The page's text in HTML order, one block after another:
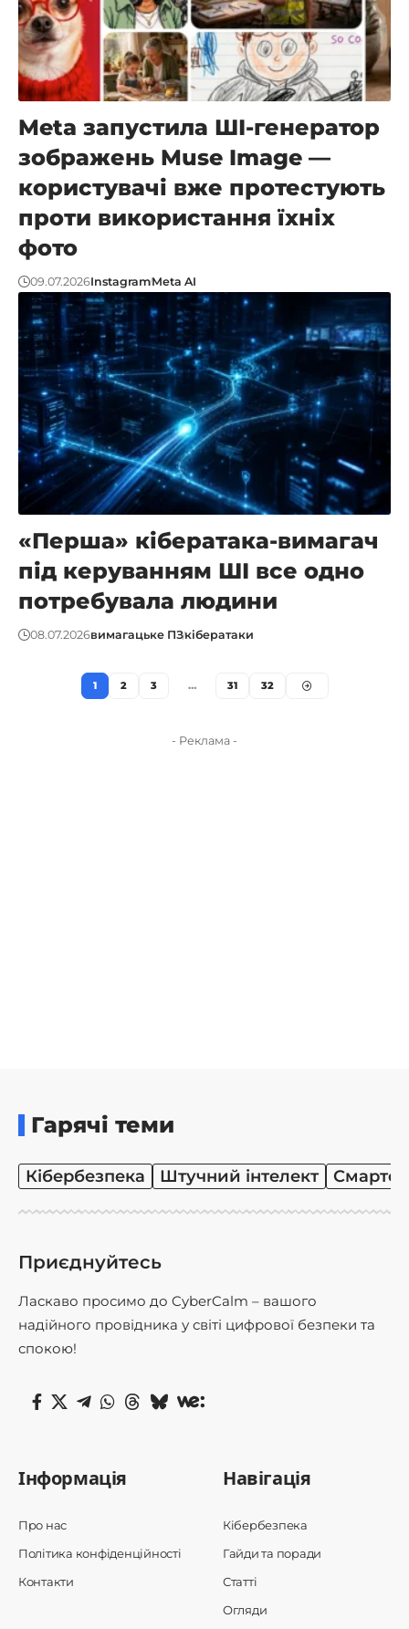
Meta запустила ШІ-генератор
зображень Muse Image —
користувачі вже протестують
проти використання їхніх
фото
09.07.2026InstagramMeta AI
«Перша» кібератака-вимагач
під керуванням ШІ все одно
потребувала людини
08.07.2026вимагацьке ПЗкібератаки
1 2 3 … 31 32
- Реклама -
Гарячі теми
Кібербезпека Штучний інтелект
Приєднуйтесь
Ласкаво просимо до CyberCalm – вашого
надійного провідника у світі цифрової безпеки та
спокою!
Інформація
Про нас
Політика конфіденційності
Контакти
Навігація
Кібербезпека
Гайди та поради
Статті
Огляди